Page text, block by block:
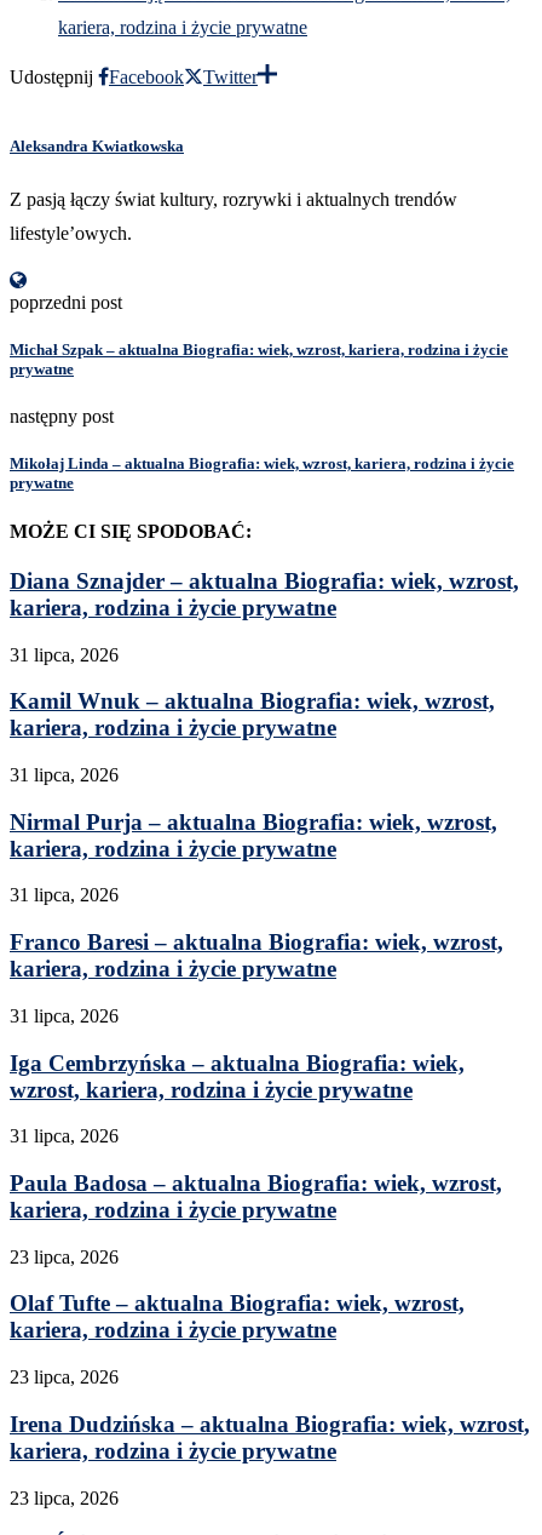
kariera, rodzina i życie prywatne
Udostępnij Facebook Twitter
Aleksandra Kwiatkowska
Z pasją łączy świat kultury, rozrywki i aktualnych trendów
lifestyle’owych.
poprzedni post
Michał Szpak – aktualna Biografia: wiek, wzrost, kariera, rodzina i życie
prywatne
następny post
Mikołaj Linda – aktualna Biografia: wiek, wzrost, kariera, rodzina i życie
prywatne
MOŻE CI SIĘ SPODOBAĆ:
Diana Sznajder – aktualna Biografia: wiek, wzrost,
kariera, rodzina i życie prywatne
31 lipca, 2026
Kamil Wnuk – aktualna Biografia: wiek, wzrost,
kariera, rodzina i życie prywatne
31 lipca, 2026
Nirmal Purja – aktualna Biografia: wiek, wzrost,
kariera, rodzina i życie prywatne
31 lipca, 2026
Franco Baresi – aktualna Biografia: wiek, wzrost,
kariera, rodzina i życie prywatne
31 lipca, 2026
Iga Cembrzyńska – aktualna Biografia: wiek,
wzrost, kariera, rodzina i życie prywatne
31 lipca, 2026
Paula Badosa – aktualna Biografia: wiek, wzrost,
kariera, rodzina i życie prywatne
23 lipca, 2026
Olaf Tufte – aktualna Biografia: wiek, wzrost,
kariera, rodzina i życie prywatne
23 lipca, 2026
Irena Dudzińska – aktualna Biografia: wiek, wzrost,
kariera, rodzina i życie prywatne
23 lipca, 2026